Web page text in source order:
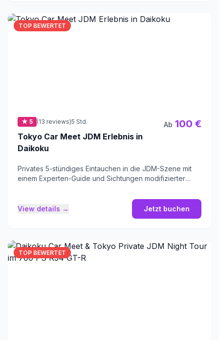
TOP BEWERTET
★ 5 (13 reviews)5 Std.
Tokyo Car Meet JDM Erlebnis in
Daikoku
Ab 100 €
Privates 5-stündiges Eintauchen in die JDM-Szene mit
einem Experten-Guide und Sichtungen modifizierter
View details → Jetzt buchen
TOP BEWERTET